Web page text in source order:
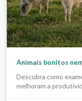
Animais bonitos
Descubra como
melhoram a